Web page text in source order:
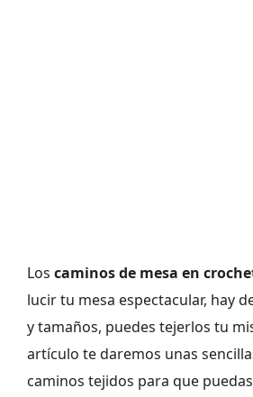
Los caminos de mesa en
lucir tu mesa espectacular, hay
y tamaños, puedes tejerlos tu
artículo te daremos unas
caminos tejidos para que